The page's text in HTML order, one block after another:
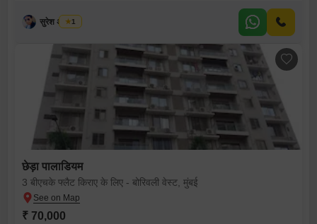
सुरेश अ तायडे
1
छेड़ा पालाडियम
3 बीएचके फ्लैट किराए के लिए - बोरिवली वेस्ट, मुंबई
₹ 70,000